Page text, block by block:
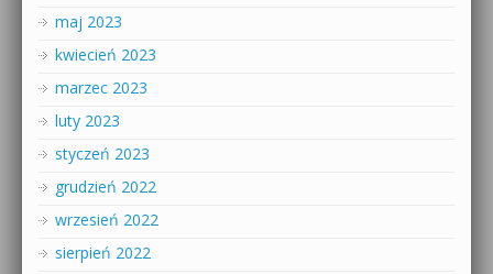
maj 2023
kwiecień 2023
marzec 2023
luty 2023
styczeń 2023
grudzień 2022
wrzesień 2022
sierpień 2022